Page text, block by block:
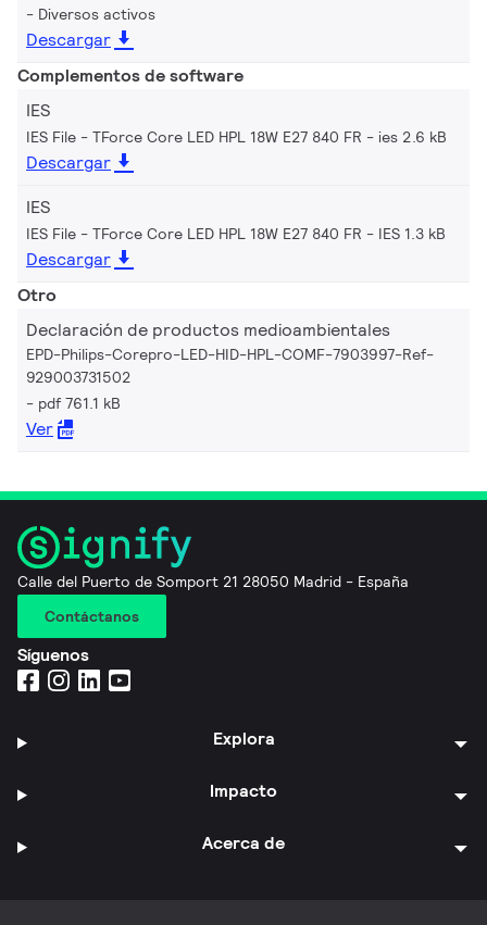
Diversos activos
Descargar
Complementos de software
IES
IES File - TForce Core LED HPL 18W E27 840 FR ies 2.6 kB
Descargar
IES
IES File - TForce Core LED HPL 18W E27 840 FR IES 1.3 kB
Descargar
Otro
Declaración de productos medioambientales
EPD-Philips-Corepro-LED-HID-HPL-COMF-7903997-Ref-
929003731502
pdf 761.1 kB
Ver
Calle del Puerto de Somport 21 28050 Madrid - España
Contáctanos
Síguenos
Explora
Impacto
Acerca de